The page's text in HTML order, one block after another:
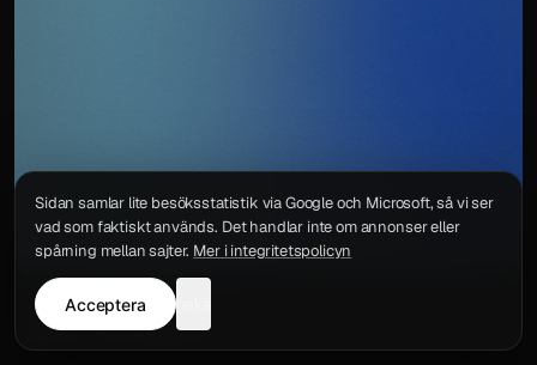
IntegritetspolicyKontakt
Sidan samlar lite besöksstatistik via Google och Microsoft, så vi ser
vad som faktiskt används. Det handlar inte om annonser eller
spårning mellan sajter. Mer i integritetspolicyn
Acceptera neka